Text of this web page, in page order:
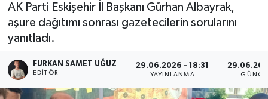
AK Parti Eskişehir İl Başkanı Gürhan Albayrak,
aşure dağıtımı sonrası gazetecilerin sorularını
yanıtladı.
FURKAN SAMET UĞUZ
EDITÖR
29.06.2026 - 18:31
YAYINLANMA
Son Dakika Haberleri
Haber Arşivi